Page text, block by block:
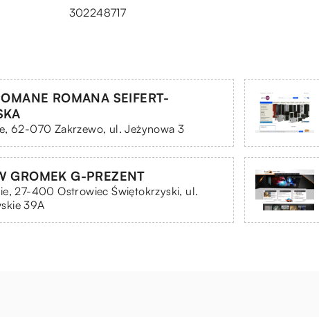
302248717
ROMANA SEIFERT-
62-070 Zakrzewo, ul. Jeżynowa 3
GROMEK G-PREZENT
27-400 Ostrowiec Świętokrzyski, ul.
39A